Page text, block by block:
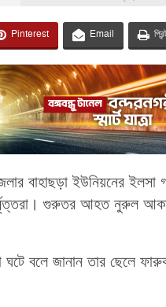
Pinterest Email
বাহাছড়া ইউনিয়নের
গুরুতর আহত নুরুল
বলে জানান তার ছেলে